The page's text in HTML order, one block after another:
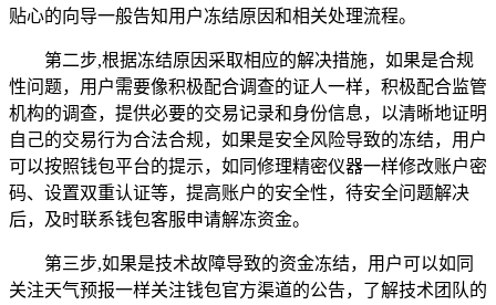
贴心的向导一般告知用户冻结原因和相关处理流程。
第二步,根据冻结原因采取相应的解决措施，如果是合规
性问题，用户需要像积极配合调查的证人一样，积极配合监管
机构的调查，提供必要的交易记录和身份信息，以清晰地证明
自己的交易行为合法合规，如果是安全风险导致的冻结，用户
可以按照钱包平台的提示，如同修理精密仪器一样修改账户密
码、设置双重认证等，提高账户的安全性，待安全问题解决
后，及时联系钱包客服申请解冻资金。
第三步,如果是技术故障导致的资金冻结，用户可以如同
关注天气预报一样关注钱包官方渠道的公告，了解技术团队的